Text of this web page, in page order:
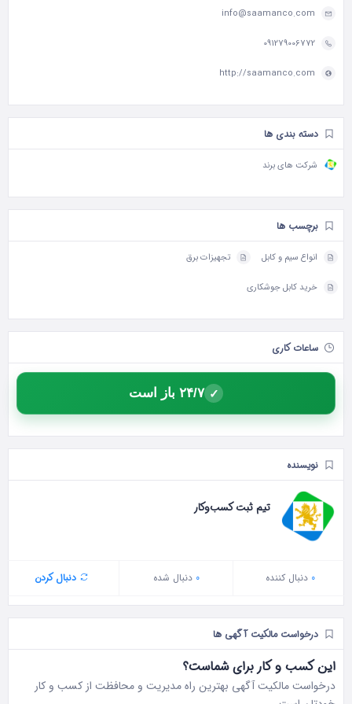
info@saamanco.com
091279006772
http://saamanco.com
دسته بندی ها
شرکت های برند
برچسب ها
انواع سیم و کابل تجهیزات برق
خرید کابل جوشکاری
ساعات کاری
✓ ۲۴/۷ باز است
نویسنده
تیم ثبت کسب‌وکار
0 دنبال‌ کننده 0 دنبال شده دنبال کردن
درخواست مالکیت آگهی ها
این کسب و کار برای شماست؟
درخواست مالکیت آگهی بهترین راه مدیریت و محافظت از کسب و کار